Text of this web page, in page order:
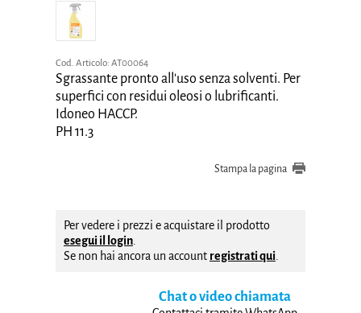
Cod. Articolo: AT00064
Sgrassante pronto all'uso senza solventi. Per
superfici con residui oleosi o lubrificanti.
Idoneo HACCP.
PH 11.3
Stampa la pagina
Per vedere i prezzi e acquistare il prodotto
esegui il login
Se non hai ancora un account registrati qui
Chat o video chiamata